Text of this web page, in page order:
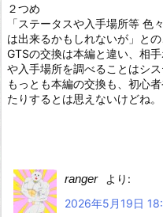
２つめ
「ステータスや入手場所等 色
は出来るかもしれないが」と
GTSの交換は本編と違い、相
や入手場所を調べることはシス
もっとも本編の交換も、初心
たりするとは思えないけどね。
ranger
より:
2026年5月19日